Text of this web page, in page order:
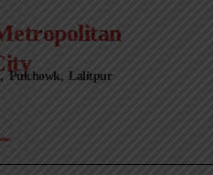
Pulchowk, Lalitpur